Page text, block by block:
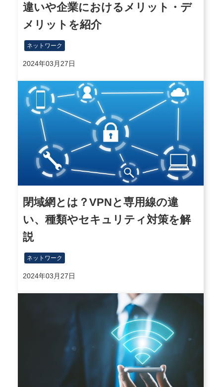
違いや企業におけるメリット・デ
メリットを紹介
ネットワーク
2024年03月27日
閉域網とは？VPNと専用線の違
い、種類やセキュリティ対策を解
説
ネットワーク
2024年03月27日